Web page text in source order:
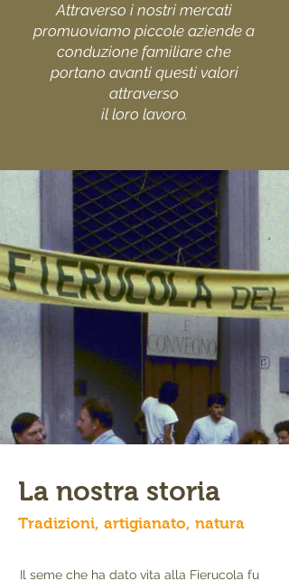
Attraverso i nostri mercati
promuoviamo piccole aziende a
conduzione familiare che
portano avanti questi valori
attraverso
il loro lavoro.
La nostra storia
Tradizioni, artigianato, natura
Il seme che ha dato vita alla Fierucola fu